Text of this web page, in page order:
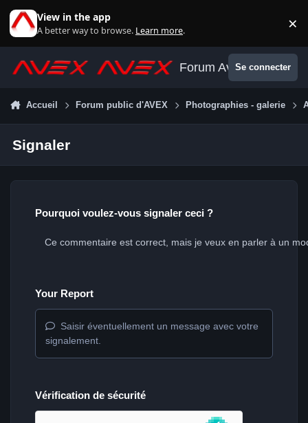
View in the app
A better way to browse. Learn more. ×
Forum AvexSe connecter
Accueil Forum public d'AVEX Photographies - galerie
Signaler
Pourquoi voulez-vous signaler ceci ?
Your Report
Saisir éventuellement un message avec votre
signalement.
Vérification de sécurité